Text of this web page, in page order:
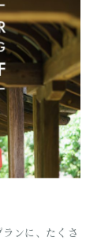
ンに、たくさ